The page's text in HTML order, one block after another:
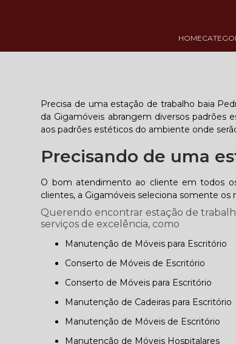
HOME
Precisa de uma estação de trabalho baia
da Gigamóveis abrangem diversos padrões
aos padrões estéticos do ambiente onde
Precisando de uma
O bom atendimento ao cliente em todos
clientes, a Gigamóveis seleciona somente
Querendo encontrar estação de
serviços de excelência, como
Manutenção de Móveis para Escritório
Conserto de Móveis de Escritório
Conserto de Móveis para Escritório
Manutenção de Cadeiras para Escritório
Manutenção de Móveis de Escritório
Manutenção de Móveis Hospitalares